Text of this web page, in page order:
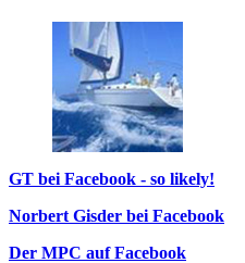
GT bei Facebook - so likely!
Norbert Gisder bei Facebook
Der MPC auf Facebook